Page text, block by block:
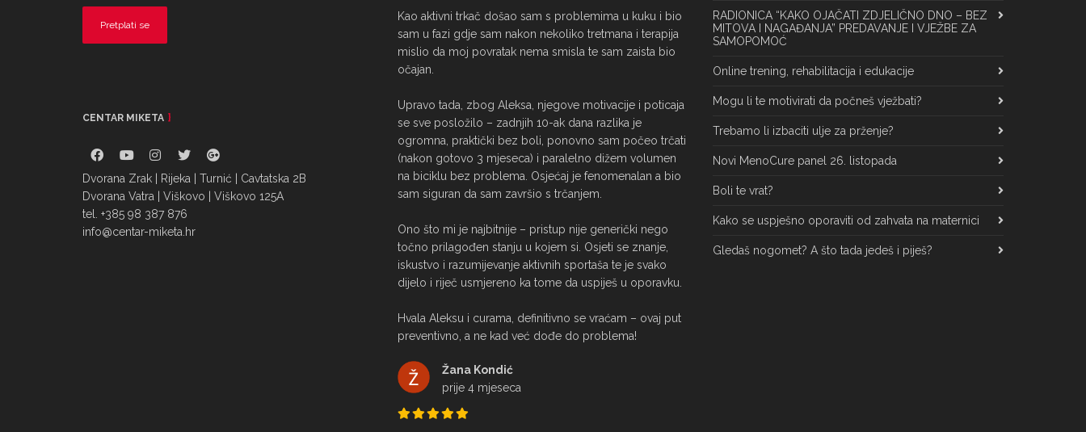
CENTAR MIKETA
Dvorana Zrak | Rijeka | Turnić | Cavtatska 2B
Dvorana Vatra | Viškovo | Viškovo 125A
tel. +385 98 387 876
info@centar-miketa.hr
Kao aktivni trkač došao sam s problemima u kuku i bio
sam u fazi gdje sam nakon nekoliko tretmana i terapija
mislio da moj povratak nema smisla te sam zaista bio
očajan.
Upravo tada, zbog Aleksa, njegove motivacije i poticaja
se sve posložilo – zadnjih 10-ak dana razlika je
ogromna, praktički bez boli, ponovno sam počeo trčati
(nakon gotovo 3 mjeseca) i paralelno dižem volumen
na biciklu bez problema. Osjećaj je fenomenalan a bio
sam siguran da sam završio s trčanjem.
Ono što mi je najbitnije – pristup nije generički nego
točno prilagođen stanju u kojem si. Osjeti se znanje,
iskustvo i razumijevanje aktivnih sportaša te je svako
dijelo i riječ usmjereno ka tome da uspiješ u oporavku.
Hvala Aleksu i curama, definitivno se vraćam – ovaj put
preventivno, a ne kad već dođe do problema!
Žana Kondić
prije 4 mjeseca
RADIONICA “KAKO OJAČATI ZDJELIČNO DNO – BEZ
MITOVA I NAGAĐANJA” PREDAVANJE I VJEŽBE ZA
SAMOPOMOĆ
Online trening, rehabilitacija i edukacije
Mogu li te motivirati da počneš vježbati?
Trebamo li izbaciti ulje za prženje?
Novi MenoCure panel 26. listopada
Boli te vrat?
Kako se uspješno oporaviti od zahvata na maternici
Gledaš nogomet? A što tada jedeš i piješ?